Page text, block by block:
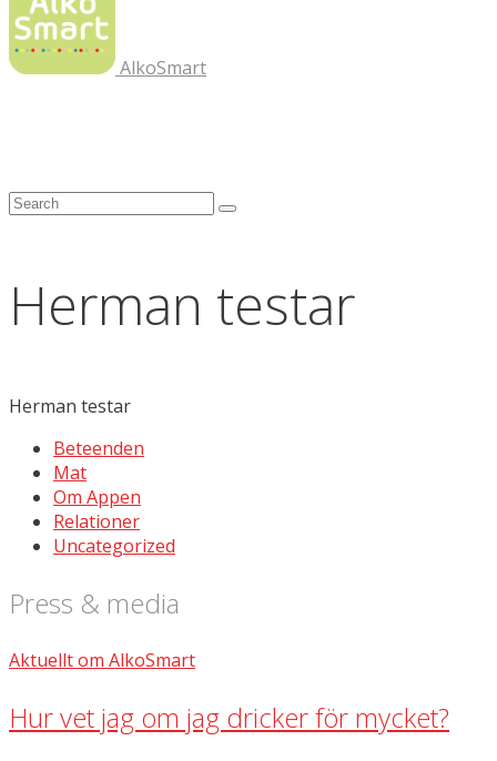
AlkoSmart
Herman testar
Herman testar
Beteenden
Mat
Om Appen
Relationer
Uncategorized
Press & media
Aktuellt om AlkoSmart
Hur vet jag om jag dricker för mycket?